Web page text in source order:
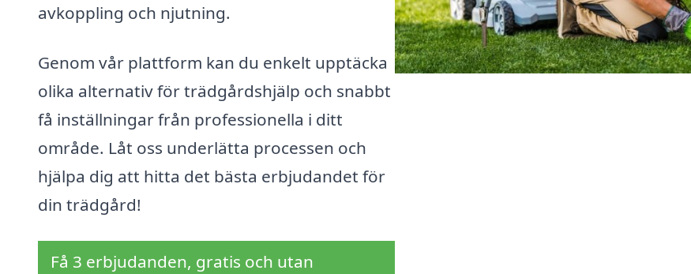
avkoppling och njutning.
Genom vår plattform kan du enkelt upptäcka
olika alternativ för trädgårdshjälp och snabbt
få inställningar från professionella i ditt
område. Låt oss underlätta processen och
hjälpa dig att hitta det bästa erbjudandet för
din trädgård!
Få 3 erbjudanden, gratis och utan